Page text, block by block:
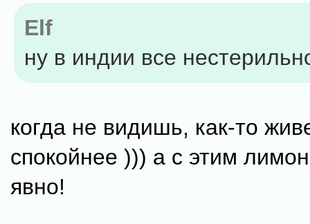
Elf
ну в индии все
когда не видишь, как-то
спокойнее ))) а с этим
явно!